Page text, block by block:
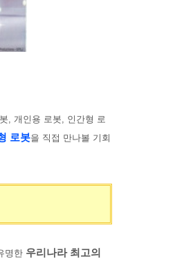
, 개인용 로봇, 인간형 로
로봇을 직접 만나볼 기회
명한 우리나라 최고의